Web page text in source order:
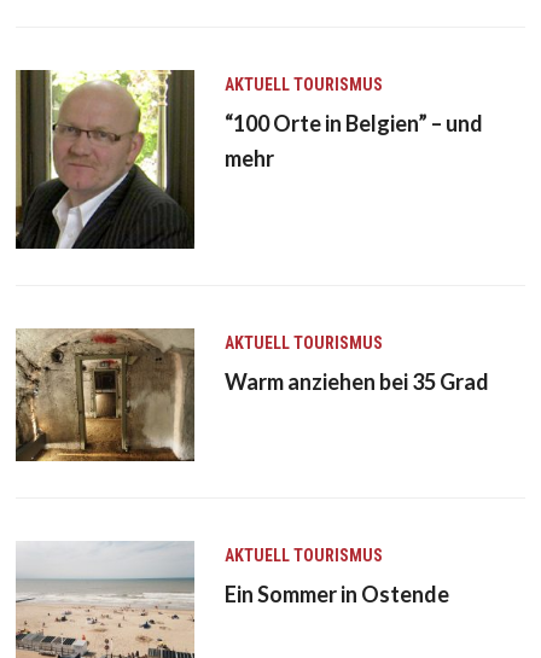
AKTUELLTOURISMUS
“100 Orte in Belgien” – und
mehr
AKTUELLTOURISMUS
Warm anziehen bei 35 Grad
AKTUELLTOURISMUS
Ein Sommer in Ostende